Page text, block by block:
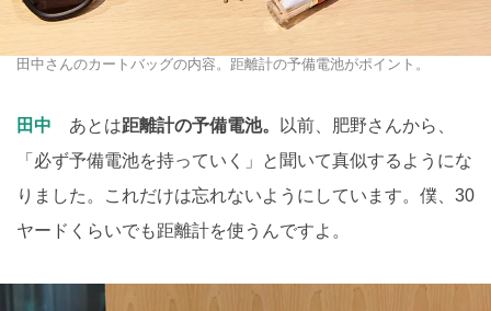
田中さんのカートバッグの内容。距離計の予備電池がポイント。
田中 あとは距離計の予備電池。
以前、肥野さんから、
「必ず予備電池を持っていく」と聞いて真似するようにな
りました。これだけは忘れないようにしています。僕、30
ヤードくらいでも距離計を使うんですよ。